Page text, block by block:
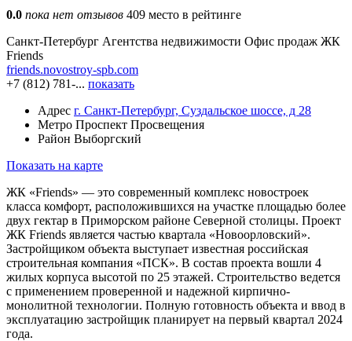
0.0 пока нет отзывов 409 место в рейтинге
Санкт-Петербург Агентства недвижимости Офис продаж ЖК
Friends
friends.novostroy-spb.com
+7 (812) 781-... показать
Адрес г. Санкт-Петербург, Суздальское шоссе, д 28
Метро Проспект Просвещения
Район Выборгский
Показать на карте
ЖК «Friends» — это современный комплекс новостроек
класса комфорт, расположившихся на участке площадью более
двух гектар в Приморском районе Северной столицы. Проект
ЖК Friends является частью квартала «Новоорловский».
Застройщиком объекта выступает известная российская
строительная компания «ПСК». В состав проекта вошли 4
жилых корпуса высотой по 25 этажей. Строительство ведется
с применением проверенной и надежной кирпично-
монолитной технологии. Полную готовность объекта и ввод в
эксплуатацию застройщик планирует на первый квартал 2024
года.